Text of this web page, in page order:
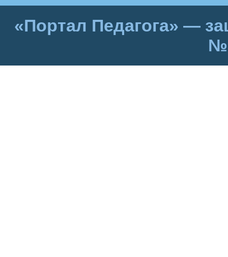
«Портал Педагога» —